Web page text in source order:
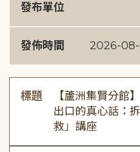
發布單位
發佈時間 2026-
標題
【蘆洲集賢分館
出口的真心話：
救」講座